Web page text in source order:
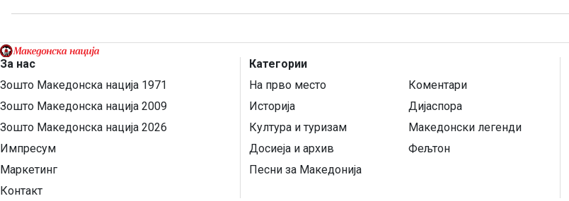
За нас
Зошто Македонска нација 1971
Зошто Македонска нација 2009
Зошто Македонска нација 2026
Импресум
Маркетинг
Контакт
Категории
На прво место
Коментари
Историја
Дијаспора
Култура и туризам
Македонски легенди
Досиеја и архив
Фељтон
Песни за Македонија